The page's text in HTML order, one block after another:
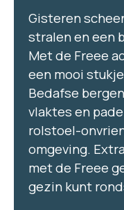
Gisteren
stralen en een
Met de Freee
een mooi
Bedafse
vlaktes en
rolstoel-
omgeving.
met de Freee
gezin kunt